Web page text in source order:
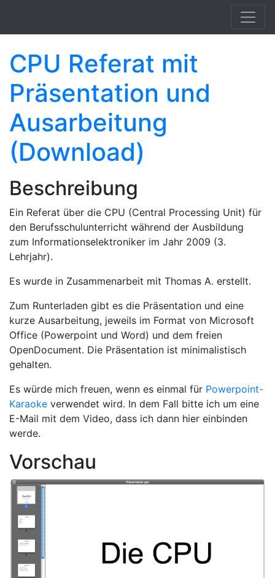
CPU Referat mit
Präsentation und
Ausarbeitung
(Download)
Beschreibung
Ein Referat über die CPU (Central Processing Unit) für
den Berufsschulunterricht während der Ausbildung
zum Informationselektroniker im Jahr 2009 (3.
Lehrjahr).
Es wurde in Zusammenarbeit mit Thomas A. erstellt.
Zum Runterladen gibt es die Präsentation und eine
kurze Ausarbeitung, jeweils im Format von Microsoft
Office (Powerpoint und Word) und dem freien
OpenDocument. Die Präsentation ist minimalistisch
gehalten.
Es würde mich freuen, wenn es einmal für Powerpoint-
Karaoke verwendet wird. In dem Fall bitte ich um eine
E-Mail mit dem Video, dass ich dann hier einbinden
werde.
Vorschau